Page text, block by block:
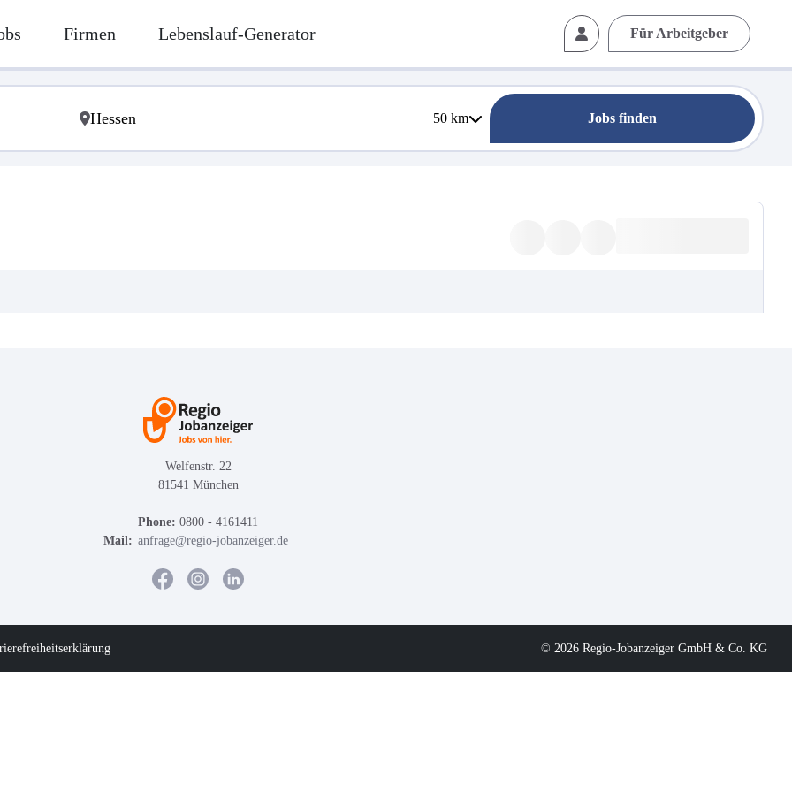
Firmen Lebenslauf-Generator Für Arbeitgeber
50km Jobs finden
Welfenstr. 22
81541 München
Phone: 0800 - 4161411
Mail: anfrage@regio-jobanzeiger.de
© 2026 Regio-Jobanzeiger GmbH & Co. KG